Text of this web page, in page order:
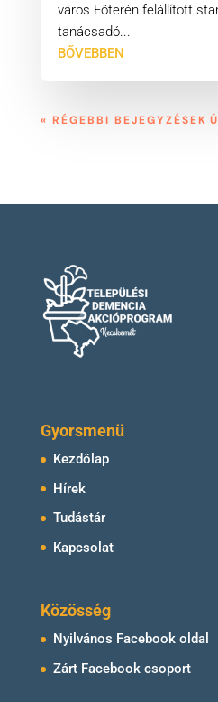
város Főterén felállított
tanácsadó...
BŐVEBBEN
« RÉGEBBI BEJEGYZÉSEK
Gyorsmenü
Kezdőlap
Hírek
Tudástár
Kapcsolat
Közösség
Nyilvános Facebook oldal
Zárt Facebook csoport